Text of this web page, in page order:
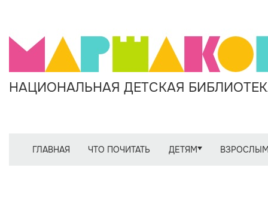
НАЦИОНАЛЬНАЯ ДЕТСКАЯ
ГЛАВНАЯ ЧТО ПОЧИТАТЬ ДЕТЯМ